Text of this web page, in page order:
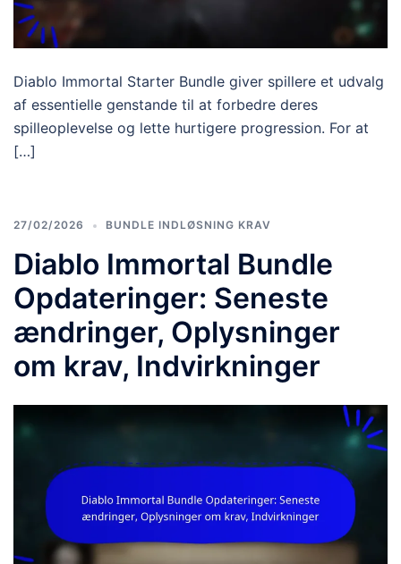
Diablo Immortal Starter Bundle giver spillere et udvalg
af essentielle genstande til at forbedre deres
spilleoplevelse og lette hurtigere progression. For at
[…]
27/02/2026 BUNDLE INDLØSNING KRAV
Diablo Immortal Bundle
Opdateringer: Seneste
ændringer, Oplysninger
om krav, Indvirkninger